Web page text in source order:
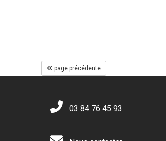
page précédente
03 84 76 45 93